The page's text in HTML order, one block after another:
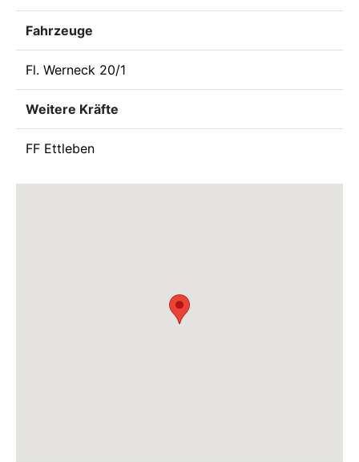
Fahrzeuge
Fl. Werneck 20/1
Weitere Kräfte
FF Ettleben